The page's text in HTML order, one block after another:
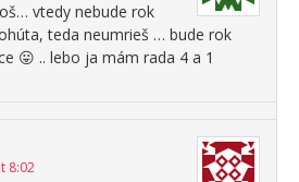
vtedy nebude rok
teda neumrieš … bude rok
😛 .. lebo ja mám rada 4 a 1
8:02